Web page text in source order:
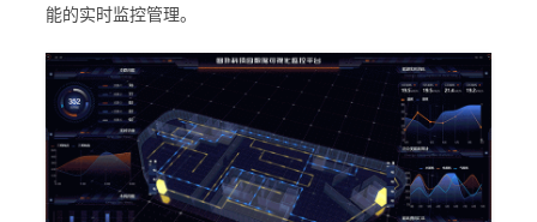
能的实时监控管理。